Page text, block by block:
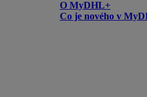
O MyDHL+
Co je nového v